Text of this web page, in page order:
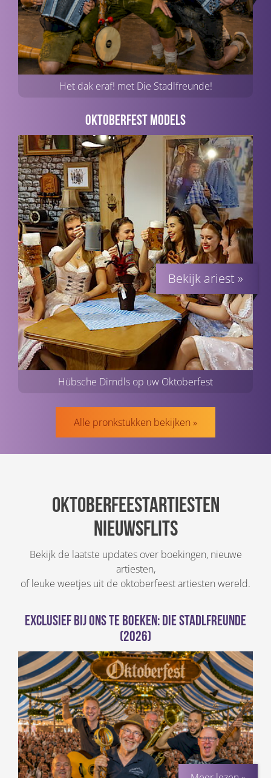
Het dak eraf! met Die Stadlfreunde!
Oktoberfest Models
Hübsche Dirndls op uw Oktoberfest
Alle pronkstukken bekijken »
Oktoberfeestartiesten
nieuwsflits
Bekijk de laatste updates over boekingen, nieuwe
artiesten,
of leuke weetjes uit de oktoberfeest artiesten wereld.
Exclusief bij ons te boeken: Die Stadlfreunde
(2026)